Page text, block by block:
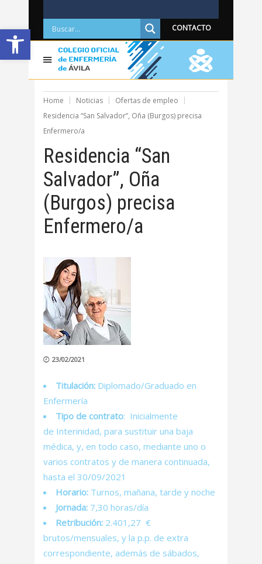
Abrir barra de herramientas CONTACTO
Home Noticias
Ofertas de empleo
Residencia “San Salvador”, Oña (Burgos) precisa
Enfermero/a
Residencia “San
Salvador”, Oña
(Burgos) precisa
Enfermero/a
23/02/2021
Titulación: Diplomado/Graduado en
Enfermería
Tipo de contrato: Inicialmente
de Interinidad, para sustituir una baja
médica, y, en todo caso, mediante uno o
varios contratos y de manera continuada,
hasta el 30/09/2021
Horario: Turnos, mañana, tarde y noche
Jornada: 7,30 horas/día
Retribución: 2.401,27 €
brutos/mensuales, y la p.p. de extra
correspondiente, además de sábados,